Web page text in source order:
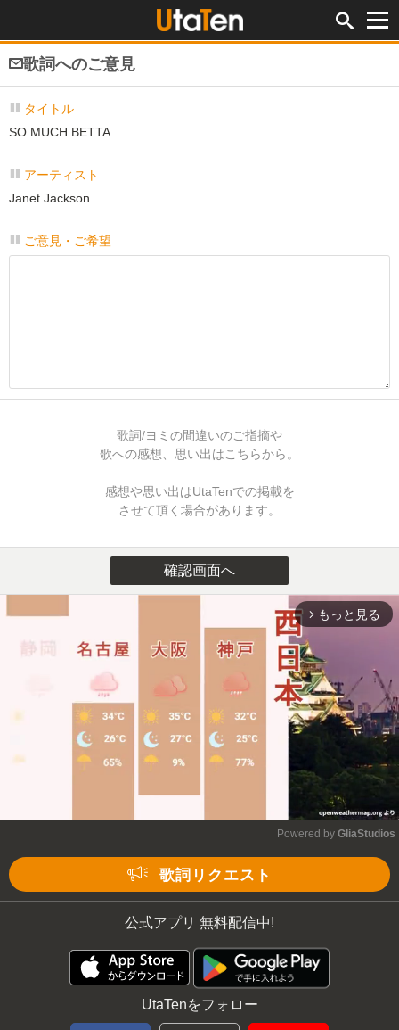
歌詞へのご意見
タイトル
SO MUCH BETTA
アーティスト
Janet Jackson
ご意見・ご希望
歌詞/ヨミの間違いのご指摘や
歌への感想、思い出はこちらから。
感想や思い出はUtaTenでの掲載を
させて頂く場合があります。
確認画面へ
arrow_forward_ios もっと見る
Powered by GliaStudios
歌詞リクエスト
公式アプリ 無料配信中!
UtaTenをフォロー